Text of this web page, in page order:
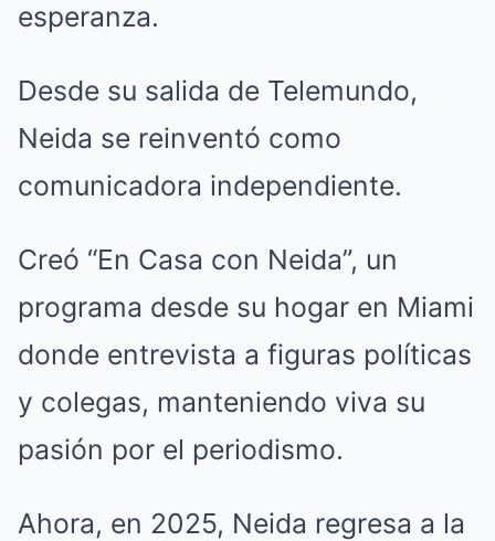
esperanza.
Desde su salida de Telemundo,
Neida se reinventó como
comunicadora independiente.
Creó “En Casa con Neida”, un
programa desde su hogar en Miami
donde entrevista a figuras políticas
y colegas, manteniendo viva su
pasión por el periodismo.
Ahora, en 2025, Neida regresa a la